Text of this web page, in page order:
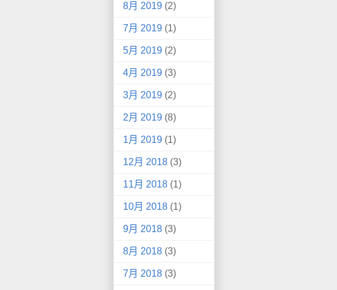
8月 2019 (2)
7月 2019 (1)
5月 2019 (2)
4月 2019 (3)
3月 2019 (2)
2月 2019 (8)
1月 2019 (1)
12月 2018 (3)
11月 2018 (1)
10月 2018 (1)
9月 2018 (3)
8月 2018 (3)
7月 2018 (3)